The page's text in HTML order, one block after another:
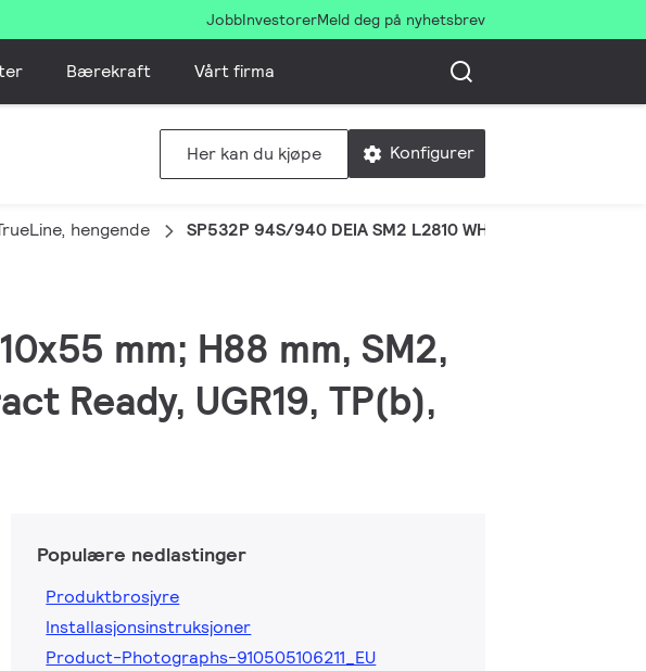
JobbInvestorerMeld deg på nyhetsbrev
Bærekraft Vårt firma
Her kan du kjøpe Konfigurer
hengende SP532P 94S/940 DEIA SM2 L2810 WH
mm; H88 mm, SM2,
Ready, UGR19, TP(b),
Populære nedlastinger
Produktbrosjyre
Installasjonsinstruksjoner
Product-Photographs-910505106211_EU